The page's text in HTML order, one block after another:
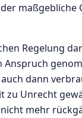
maßgebliche
Regelung
Anspruch
dann
zu Unrecht
mehr